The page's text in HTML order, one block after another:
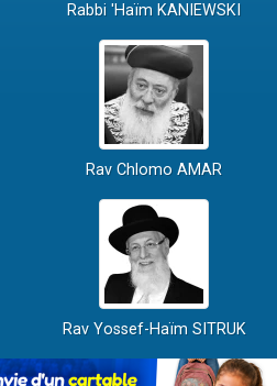
Rabbi 'Haïm KANIEWSKI
Rav Chlomo AMAR
Rav Yossef-Haïm SITRUK